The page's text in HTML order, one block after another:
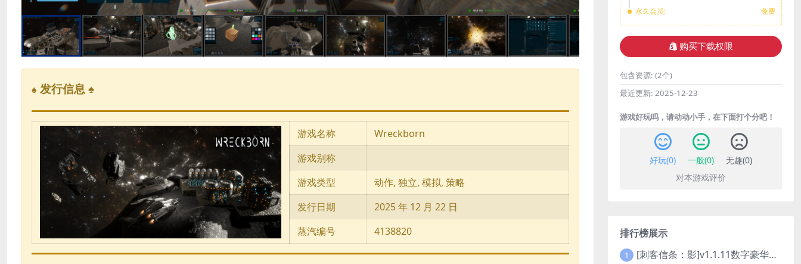
♠ 发行信息 ♠
游戏名称
Wreckborn
游戏别称
游戏类型
动作, 独立, 模拟, 策略
发行日期
2025 年 12 月 22 日
蒸汽编号
4138820
永久会员:
免费
购买下载权限
包含资源: (2个)
最近更新: 2025-12-23
游戏好玩吗，请动动小手，在下面打个分吧！
好玩(0) 一般(0) 无趣(0)
对本游戏评价
排行榜展示
1 [刺客信条：影]v1.1.11数字豪华版全DLC